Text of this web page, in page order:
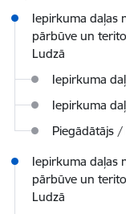
Iepirkuma daļas
pārbūve un
Ludzā
Iepirkuma
Iepirkuma
Piegādātājs /
Iepirkuma daļas
pārbūve un
Ludzā